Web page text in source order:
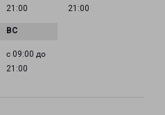
21:00
21:00
с 09:00 до
21:00